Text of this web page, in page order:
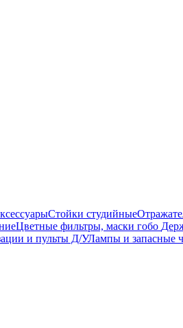
Стойки студийные
Цветные фильтры, маски гобо
и пульты Д/УЛампы и запасные